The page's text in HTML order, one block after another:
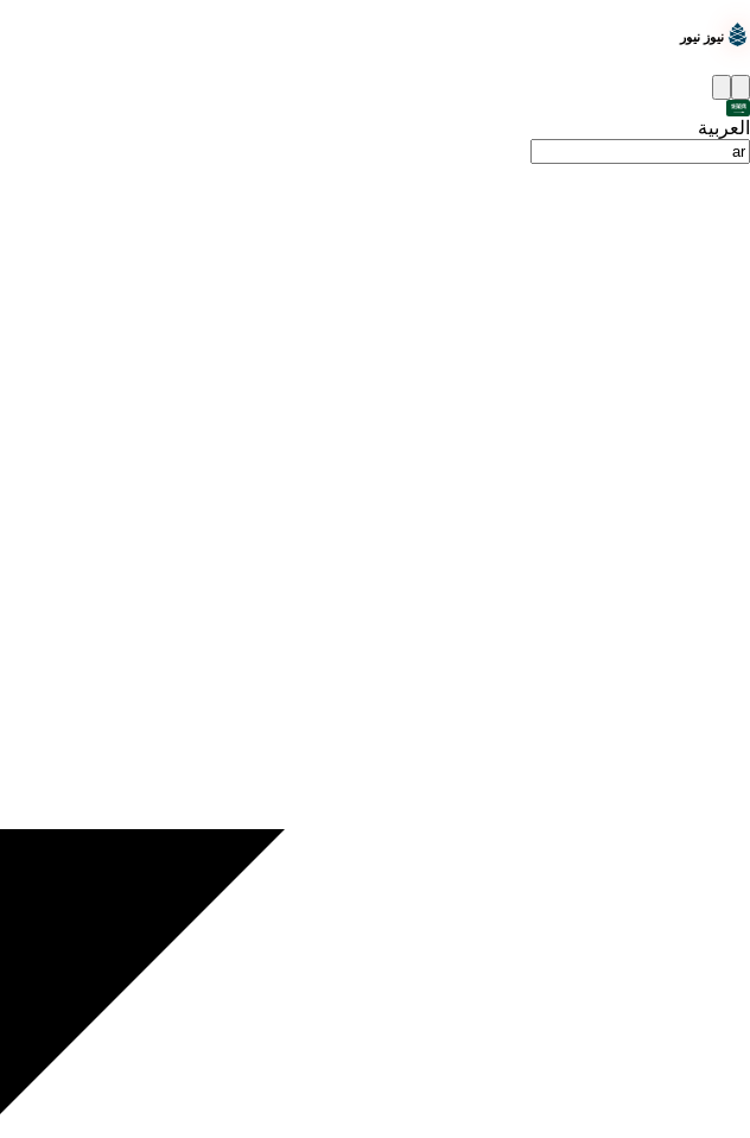
نيوز نيور
العربية